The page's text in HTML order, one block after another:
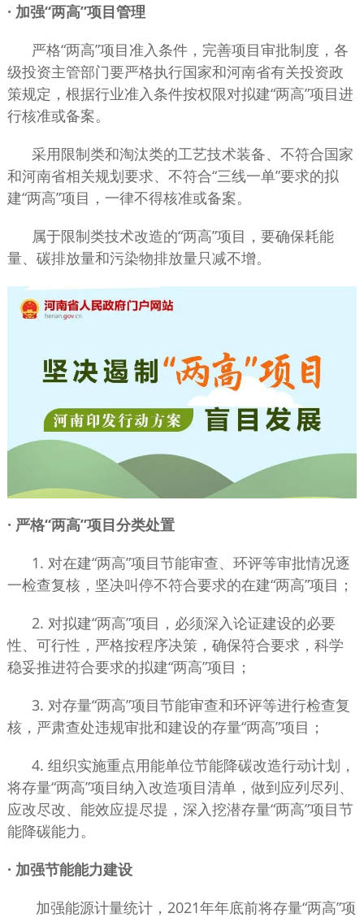
· 加强“两高”项目管理
严格“两高”项目准入条件，完善项目审批制度，各
级投资主管部门要严格执行国家和河南省有关投资政
策规定，根据行业准入条件按权限对拟建“两高”项目进
行核准或备案。
采用限制类和淘汰类的工艺技术装备、不符合国家
和河南省相关规划要求、不符合“三线一单”要求的拟
建“两高”项目，一律不得核准或备案。
属于限制类技术改造的“两高”项目，要确保耗能
量、碳排放量和污染物排放量只减不增。
· 严格“两高”项目分类处置
1. 对在建“两高”项目节能审查、环评等审批情况逐
一检查复核，坚决叫停不符合要求的在建“两高”项目；
2. 对拟建“两高”项目，必须深入论证建设的必要
性、可行性，严格按程序决策，确保符合要求，科学
稳妥推进符合要求的拟建“两高”项目；
3. 对存量“两高”项目节能审查和环评等进行检查复
核，严肃查处违规审批和建设的存量“两高”项目；
4. 组织实施重点用能单位节能降碳改造行动计划，
将存量“两高”项目纳入改造项目清单，做到应列尽列、
应改尽改、能效应提尽提，深入挖潜存量“两高”项目节
能降碳能力。
· 加强节能能力建设
加强能源计量统计，2021年年底前将存量“两高”项